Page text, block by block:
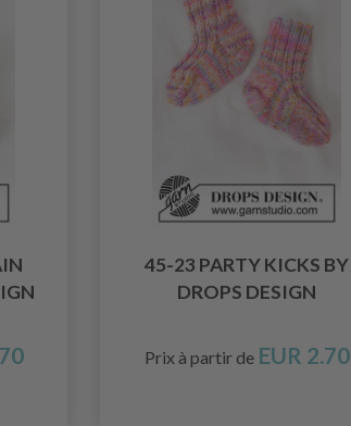
45-23 PARTY KICKS BY
DROPS DESIGN
Prix à partir de EUR 2.70